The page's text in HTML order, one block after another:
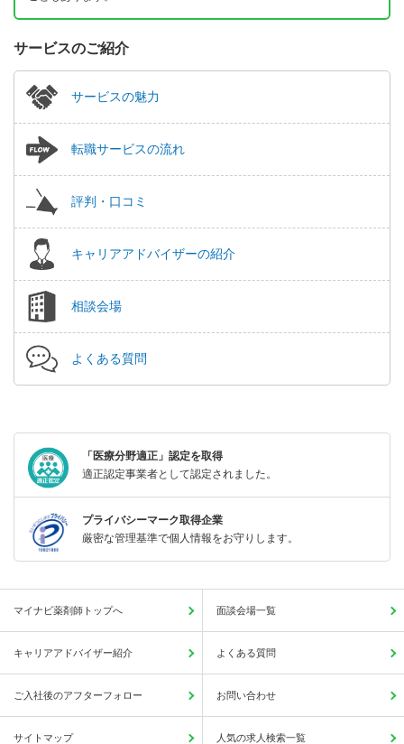
サービスのご紹介
サービスの魅力
転職サービスの流れ
評判・口コミ
キャリアアドバイザーの紹介
相談会場
よくある質問
「医療分野適正」認定を取得
適正認定事業者として認定されました。
プライバシーマーク取得企業
厳密な管理基準で個人情報をお守りします。
マイナビ薬剤師トップへ 面談会場一覧
キャリアアドバイザー紹介 よくある質問
ご入社後のアフターフォロー お問い合わせ
サイトマップ 人気の求人検索一覧